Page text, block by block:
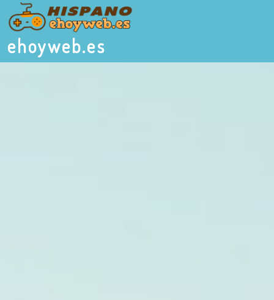
ehoyweb.es